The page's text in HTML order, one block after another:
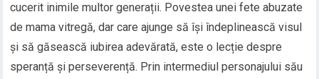
cucerit inimile multor generații. Povestea unei fete abuzate
de mama vitregă, dar care ajunge să își îndeplinească visul
și să găsească iubirea adevărată, este o lecție despre
speranță și perseverență. Prin intermediul personajului său